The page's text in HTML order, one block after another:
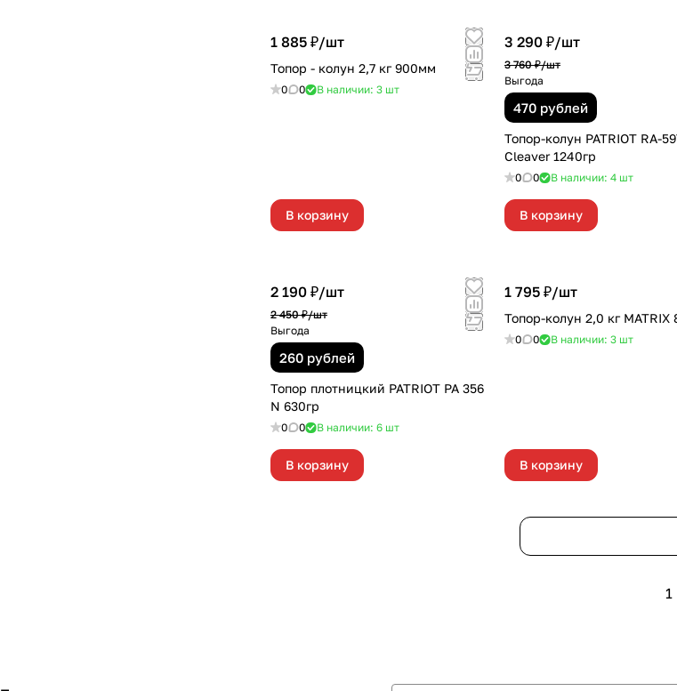
1 885 ₽/шт
Топор - колун 2,7 кг 900мм
0 0 В наличии: 3 шт
В корзину
3 290 ₽/шт
3 760 ₽/шт
Выгода
470 рублей
Топор-колун PATRIOT RA-
Cleaver 1240гр
0 0 В наличии: 4 шт
В корзину
2 190 ₽/шт
2 450 ₽/шт
Выгода
260 рублей
Топор плотницкий PATRIOT PA 356
N 630гр
0 0 В наличии: 6 шт
В корзину
1 795 ₽/шт
Топор-колун 2,0 кг
0 0 В наличии: 3 шт
В корзину
1